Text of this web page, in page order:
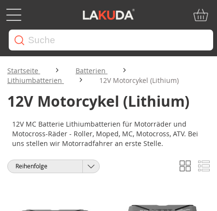
Startseite
Batterien
Lithiumbatterien
12V Motorcykel (Lithium)
12V Motorcykel (Lithium)
12V MC Batterie Lithiumbatterien für Motorräder und
Motocross-Räder - Roller, Moped, MC, Motocross, ATV. Bei
uns stellen wir Motorradfahrer an erste Stelle.
Anzeigen
als
Liste
Sortieren